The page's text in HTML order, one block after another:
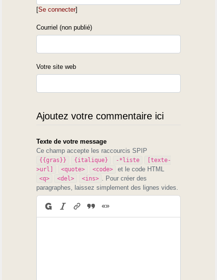
[Se connecter]
Courriel (non publié)
Votre site web
Ajoutez votre commentaire ici
Texte de votre message
Ce champ accepte les raccourcis SPIP
{{gras}} {italique} -*liste
[texte-
>url]
<quote> <code> et le code HTML
<q> <del> <ins>
. Pour créer des
paragraphes, laissez simplement des lignes vides.